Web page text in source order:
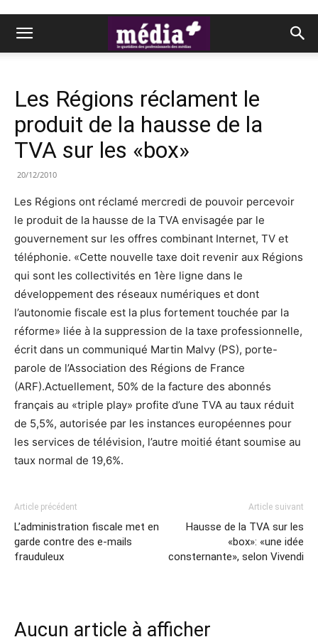
Les Régions réclament le
produit de la hausse de la
TVA sur les «box»
20/12/2010
Les Régions ont réclamé mercredi de pouvoir percevoir
le produit de la hausse de la TVA envisagée par le
gouvernement sur les offres combinant Internet, TV et
téléphonie. «Cette nouvelle taxe doit revenir aux Régions
qui sont les collectivités en 1ère ligne dans le
développement des réseaux numériques et dont
l’autonomie fiscale est la plus fortement touchée par la
réforme» liée à la suppression de la taxe professionnelle,
écrit dans un communiqué Martin Malvy (PS), porte-
parole de l’Association des Régions de France
(ARF).Actuellement, 50% de la facture des abonnés
français au «triple play» profite d’une TVA au taux réduit
de 5,5%, autorisée par les instances européennes pour
les services de télévision, l’autre moitié étant soumise au
taux normal de 19,6%.
Article précédent
L’administration fiscale met en
garde contre des e-mails
frauduleux
Article suivant
Hausse de la TVA sur les
«box»: «une idée
consternante», selon Vivendi
Aucun article à afficher